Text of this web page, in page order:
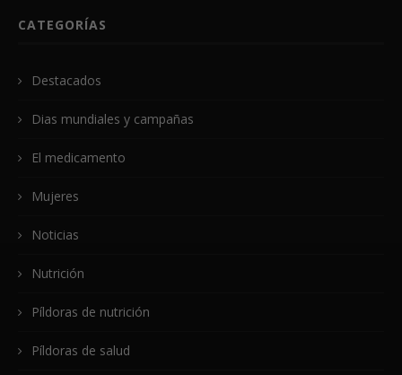
CATEGORÍAS
Destacados
Dias mundiales y campañas
El medicamento
Mujeres
Noticias
Nutrición
Píldoras de nutrición
Píldoras de salud